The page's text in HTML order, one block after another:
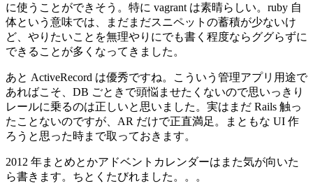
に使うことができそう。特に vagrant は素晴らしい。ruby 自
体という意味では、まだまだスニペットの蓄積が少ないけ
ど、やりたいことを無理やりにでも書く程度ならググらずに
できることが多くなってきました。
あと ActiveRecord は優秀ですね。こういう管理アプリ用途で
あればこそ、DB ごときで頭悩ませたくないので思いっきり
レールに乗るのは正しいと思いました。実はまだ Rails 触っ
たことないのですが、AR だけで正直満足。まともな UI 作
ろうと思った時まで取っておきます。
2012 年まとめとかアドベントカレンダーはまた気が向いた
ら書きます。ちとくたびれました。。。